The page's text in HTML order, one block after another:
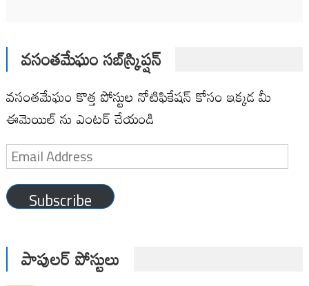
వసంతమేఘం సబ్‌స్క్రిప్షన్
వసంతమేఘం కొత్త పోస్టుల నోటిఫికేషన్ కోసం ఇక్కడ మీ
ఈమెయిల్ ను ఎంటర్ చేయండి
Email
Address
Subscribe
పాపులర్ పోస్టులు